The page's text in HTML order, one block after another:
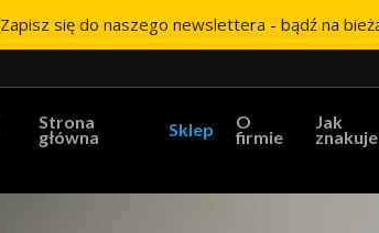
Strona
główna Sklep O
firmie
Jak
Zapisz się do naszego newslettera - bądź na